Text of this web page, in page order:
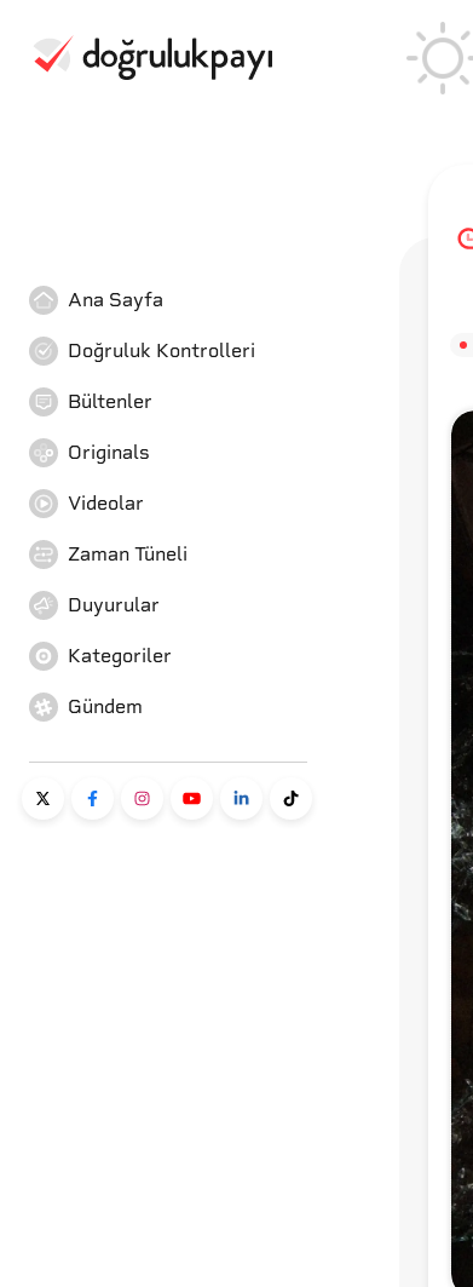
Ana Sayfa
Doğruluk Kontrolleri
Bültenler
Originals
Videolar
Zaman Tüneli
Duyurular
Kategoriler
Gündem